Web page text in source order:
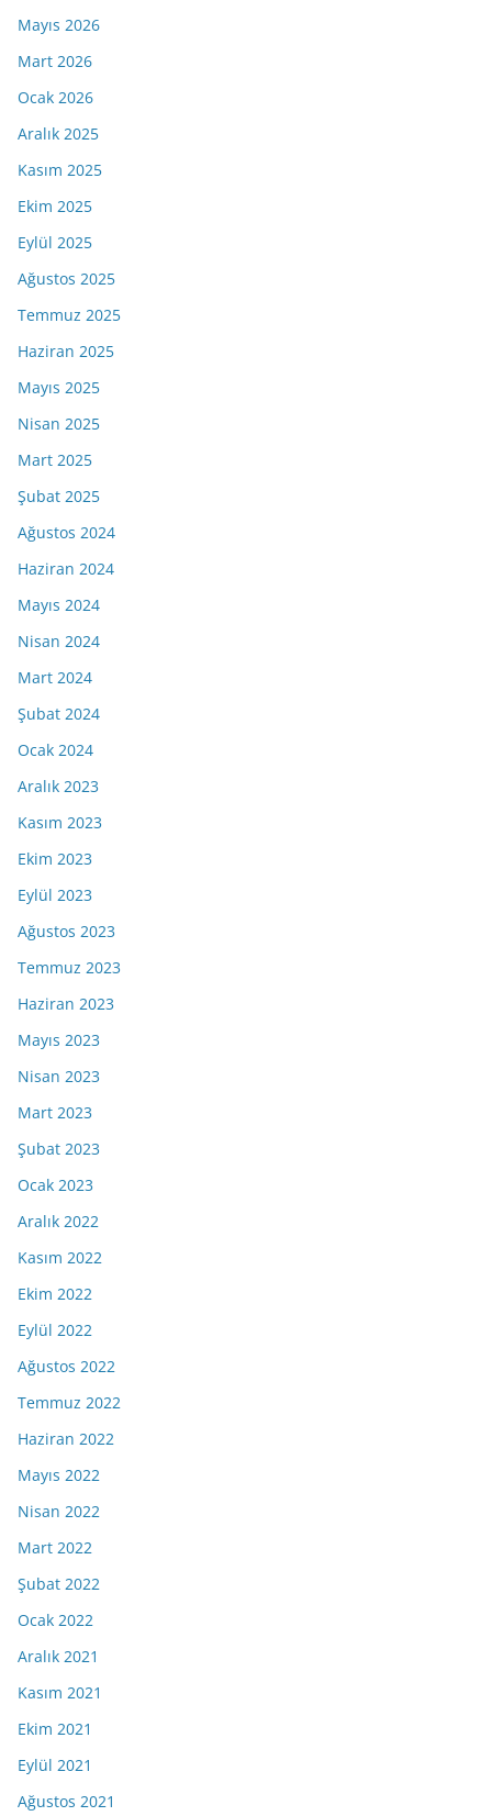
Mayıs 2026
Mart 2026
Ocak 2026
Aralık 2025
Kasım 2025
Ekim 2025
Eylül 2025
Ağustos 2025
Temmuz 2025
Haziran 2025
Mayıs 2025
Nisan 2025
Mart 2025
Şubat 2025
Ağustos 2024
Haziran 2024
Mayıs 2024
Nisan 2024
Mart 2024
Şubat 2024
Ocak 2024
Aralık 2023
Kasım 2023
Ekim 2023
Eylül 2023
Ağustos 2023
Temmuz 2023
Haziran 2023
Mayıs 2023
Nisan 2023
Mart 2023
Şubat 2023
Ocak 2023
Aralık 2022
Kasım 2022
Ekim 2022
Eylül 2022
Ağustos 2022
Temmuz 2022
Haziran 2022
Mayıs 2022
Nisan 2022
Mart 2022
Şubat 2022
Ocak 2022
Aralık 2021
Kasım 2021
Ekim 2021
Eylül 2021
Ağustos 2021